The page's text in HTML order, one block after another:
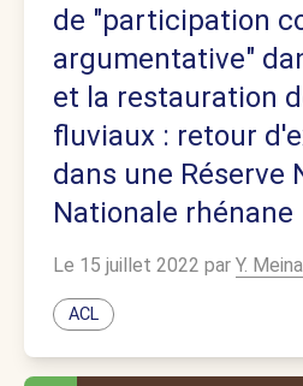
de "participation
argumentative"
et la restauration
fluviaux : retour
dans une Réserve
Nationale rhénane
Le 15 juillet 2022 par Y.
ACL